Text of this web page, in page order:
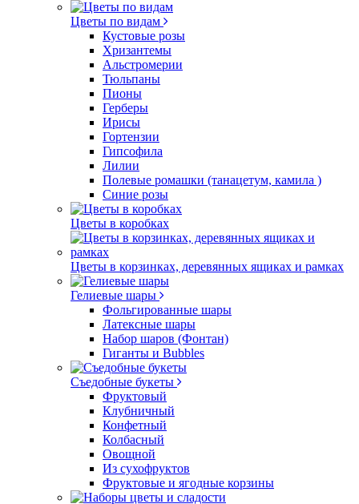
Цветы по видам
Кустовые розы
Хризантемы
Альстромерии
Тюльпаны
Пионы
Герберы
Ирисы
Гортензии
Гипсофила
Лилии
Полевые ромашки (танацетум, камила )
Синие розы
Цветы в коробках
Цветы в корзинках, деревянных ящиках и рамках
Гелиевые шары
Фольгированные шары
Латексные шары
Набор шаров (Фонтан)
Гиганты и Bubbles
Съедобные букеты
Фруктовый
Клубничный
Конфетный
Колбасный
Овощной
Из сухофруктов
Фруктовые и ягодные корзины